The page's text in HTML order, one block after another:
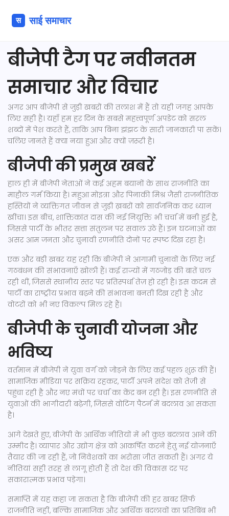
बीजेपी टैग पर नवीनतम
समाचार और विचार
अगर आप बीजेपी से जुड़ी खबरों की तलाश में हैं तो यही जगह आपके
लिए सही है। यहाँ हम हर दिन के सबसे महत्त्वपूर्ण अपडेट को सरल
शब्दों में पेश करते हैं, ताकि आप बिना झंझट के सारी जानकारी पा सकें।
चलिए जानते हैं क्या नया हुआ और क्यों ज़रूरी है।
बीजेपी की प्रमुख खबरें
हाल ही में बीजेपी नेताओं ने कई अहम बयानों के साथ राजनीति का
माहौल गर्म किया है। महुआ मोइत्रा और पिनाकी मिश्र जैसी राजनीतिक
हस्तियों ने व्यक्तिगत जीवन से जुड़ी ख़बरों को सार्वजनिक कर ध्यान
खींचा। इस बीच, शाक्तिकांत दास की नई नियुक्ति भी चर्चा में बनी हुई है,
जिससे पार्टी के भीतर सत्ता संतुलन पर सवाल उठे हैं। इन घटनाओं का
असर आम जनता और चुनावी रणनीति दोनों पर स्पष्ट दिख रहा है।
एक और बड़ी खबर यह रही कि बीजेपी ने आगामी चुनावों के लिए नई
गठबंधन की संभावनाएँ खोली हैं। कई राज्यों में गठजोड़ की बातें चल
रही थीं, जिससे स्थानीय स्तर पर प्रतिस्पर्धा तेज़ हो रही है। इस कदम से
पार्टी का राष्ट्रीय प्रभाव बढ़ने की संभावना बनती दिख रही है और
वोटरों को भी नए विकल्प मिल रहे हैं।
बीजेपी के चुनावी योजना और
भविष्य
वर्तमान में बीजेपी ने युवा वर्ग को जोड़ने के लिए कई पहल शुरू की हैं।
सामाजिक मीडिया पर सक्रिय रहकर, पार्टी अपने संदेश को तेज़ी से
पहुंचा रही है और नए मंचों पर चर्चा का केंद्र बन रही है। इस रणनीति से
युवाओं की भागीदारी बढ़ेगी, जिससे वोटिंग पैटर्न में बदलाव आ सकता
है।
आगे देखते हुए, बीजेपी के आर्थिक नीतियों में भी कुछ बदलाव आने की
उम्मीद है। व्यापार और उद्योग क्षेत्र को आकर्षित करने हेतु नई योजनाएँ
तैयार की जा रही हैं, जो निवेशकों का भरोसा जीत सकती हैं। अगर ये
नीतियां सही तरह से लागू होती हैं तो देश की विकास दर पर
सकारात्मक प्रभाव पड़ेगा।
समाप्ति में यह कहा जा सकता है कि बीजेपी की हर खबर सिर्फ
राजनीति नहीं, बल्कि सामाजिक और आर्थिक बदलावों का प्रतिबिंब भी